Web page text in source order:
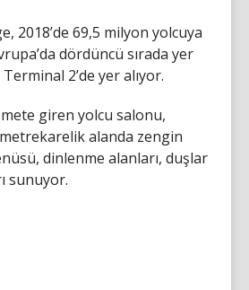
2018’de 69,5 milyon yolcuya
dördüncü sırada yer
2’de yer alıyor.
giren yolcu salonu,
alanda zengin
dinlenme alanları, duşlar
sunuyor.